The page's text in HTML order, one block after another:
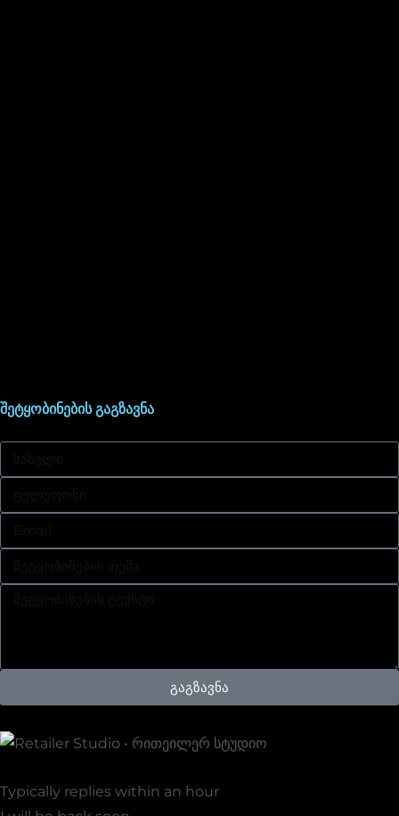
შეტყობინების გაგზავნა
გაგზავნა
Typically replies within an hour